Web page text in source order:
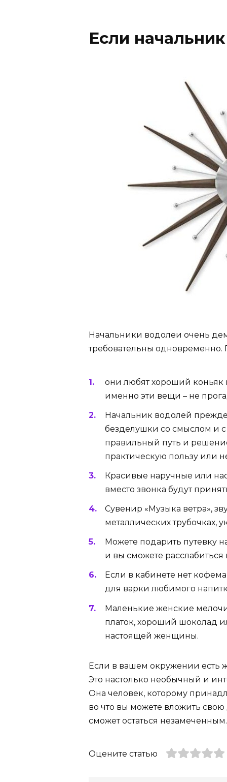
Если
Начальники водолеи очень
требовательны одновременно.
они любят хороший
именно эти вещи – не
Начальник водолей
безделушки со смыслом и
правильный путь и
практическую пользу или
Красивые наручные или
вместо звонка будут
Сувенир «Музыка ветра»,
металлических трубочках,
Можете подарить путевку
и вы сможете расслабиться
Если в кабинете нет
для варки любимого
Маленькие женские мелочи
платок, хороший шоколад
настоящей женщины.
Если в вашем окружении есть
Это настолько необычный и
Она человек, которому
во что вы можете вложить
сможет остаться
Оцените статью